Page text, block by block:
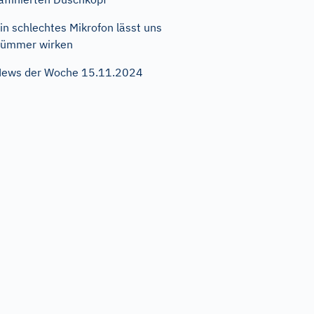
schlechtes Mikrofon lässt uns
wirken
der Woche 15.11.2024